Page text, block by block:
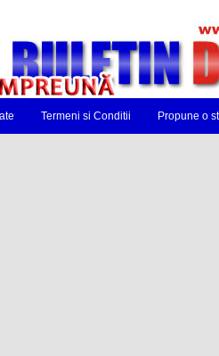
Termeni si Conditii Propune o